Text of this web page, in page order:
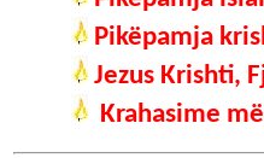
Pikëpamja
Jezus Krishti,
Krahasime